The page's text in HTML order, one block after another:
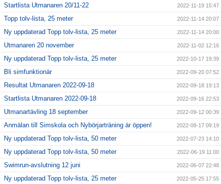
Startlista Utmanaren 20/11-22 2022-11-19 15:47
Topp tolv-lista, 25 meter 2022-11-14 20:07
Ny uppdaterad Topp tolv-lista, 25 meter 2022-11-14 20:00
Utmanaren 20 november 2022-11-02 12:16
Ny uppdaterad Topp tolv-lista, 25 meter 2022-10-17 19:39
Bli simfunktionär 2022-09-20 07:52
Resultat Utmanaren 2022-09-18 2022-09-18 19:13
Startlista Utmanaren 2022-09-18 2022-09-16 22:53
Utmanartävling 18 september 2022-09-12 00:39
Anmälan till Simskola och Nybörjarträning är öppen! 2022-08-17 09:19
Ny uppdaterad Topp tolv-lista, 50 meter 2022-07-23 14:10
Ny uppdaterad Topp tolv-lista, 50 meter 2022-06-19 11:00
Swimrun-avslutning 12 juni 2022-06-07 22:48
Ny uppdaterad Topp tolv-lista, 25 meter 2022-05-25 17:55